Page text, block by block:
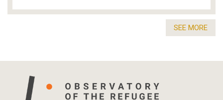
SEE MORE